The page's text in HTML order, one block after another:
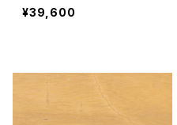
彫刻】
¥39,600